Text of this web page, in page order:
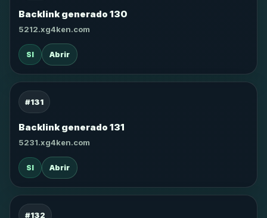
Backlink generado 130
5212.xg4ken.com
SI Abrir
#131
Backlink generado 131
5231.xg4ken.com
SI Abrir
#132